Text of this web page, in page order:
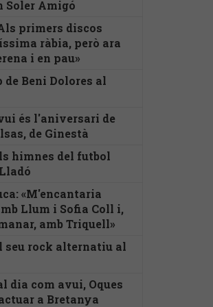
Soler Amigó
primers discos
ràbia, però ara
i en pau»
de Beni Dolores al
és l'aniversari de
de Ginestà
himnes del futbol
«M'encantaria
Llum i Sofia Coll i,
amb Triquell»
seu rock alternatiu al
dia com avui, Oques
a Bretanya